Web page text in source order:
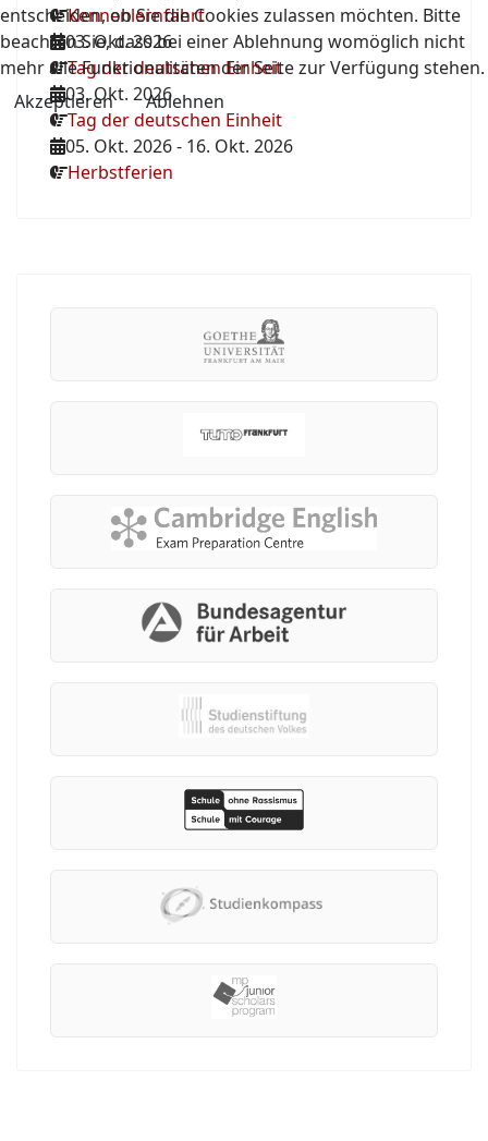
Kennenlernfahrt
03. Okt. 2026
Tag der deutschen Einheit
03. Okt. 2026
Tag der deutschen Einheit
05. Okt. 2026- 16. Okt. 2026
Herbstferien
entscheiden, ob Sie die Cookies zulassen möchten. Bitte
beachten Sie, dass bei einer Ablehnung womöglich nicht
mehr alle Funktionalitäten der Seite zur Verfügung stehen.
Akzeptieren
Ablehnen